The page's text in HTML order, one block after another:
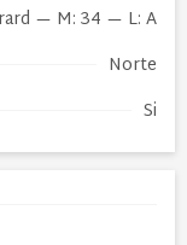
Morard — M: 34 — L: A
Norte
Si